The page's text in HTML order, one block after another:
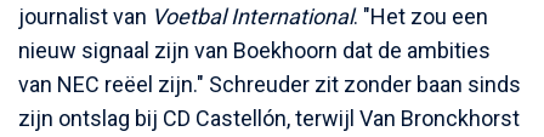
journalist van Voetbal International. "Het zou een
nieuw signaal zijn van Boekhoorn dat de ambities
van NEC reëel zijn." Schreuder zit zonder baan sinds
zijn ontslag bij CD Castellón, terwijl Van Bronckhorst